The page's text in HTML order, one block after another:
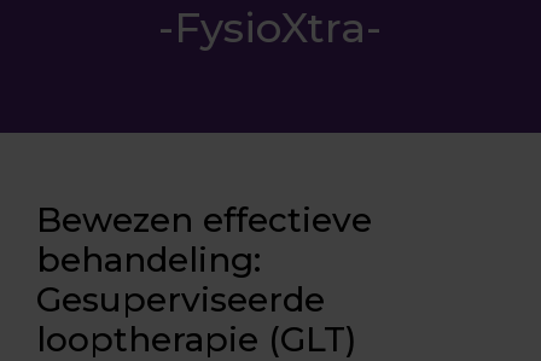
-FysioXtra-
Bewezen effectieve
behandeling:
Gesuperviseerde
looptherapie (GLT)